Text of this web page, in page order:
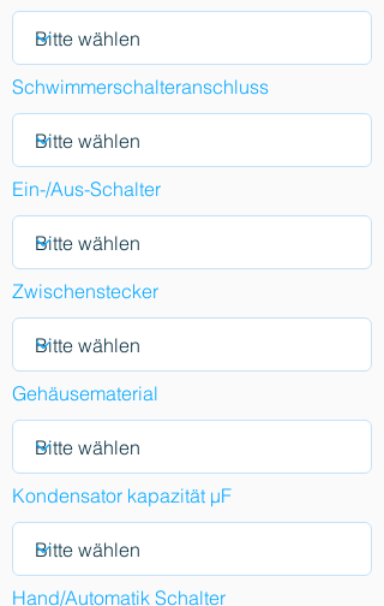
Schwimmerschalteranschluss
Ein-/Aus-Schalter
Zwischenstecker
Gehäusematerial
Kondensator kapazität µF
Hand/Automatik Schalter